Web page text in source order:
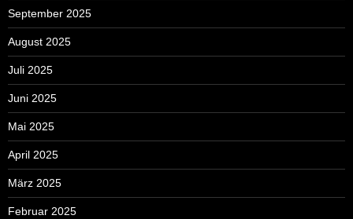
September 2025
August 2025
Juli 2025
Juni 2025
Mai 2025
April 2025
März 2025
Februar 2025